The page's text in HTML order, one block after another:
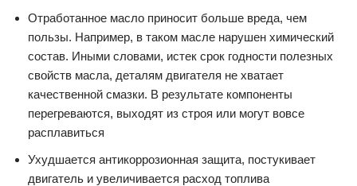
Отработанное масло приносит больше вреда, чем
пользы. Например, в таком масле нарушен химический
состав. Иными словами, истек срок годности полезных
свойств масла, деталям двигателя не хватает
качественной смазки. В результате компоненты
перегреваются, выходят из строя или могут вовсе
расплавиться
Ухудшается антикоррозионная защита, постукивает
двигатель и увеличивается расход топлива